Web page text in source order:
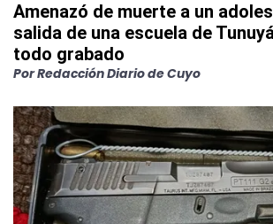
Amenazó de muerte a un
salida de una escuela de
todo grabado
PorRedacción Diario de Cuyo